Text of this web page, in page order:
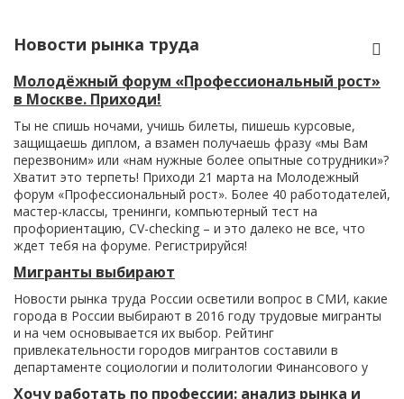
Новости рынка труда
Молодёжный форум «Профессиональный рост»
в Москве. Приходи!
Ты не спишь ночами, учишь билеты, пишешь курсовые,
защищаешь диплом, а взамен получаешь фразу «мы Вам
перезвоним» или «нам нужные более опытные сотрудники»?
Хватит это терпеть! Приходи 21 марта на Молодежный
форум «Профессиональный рост». Более 40 работодателей,
мастер-классы, тренинги, компьютерный тест на
профориентацию, CV-checking – и это далеко не все, что
ждет тебя на форуме. Регистрируйся!
Мигранты выбирают
Новости рынка труда России осветили вопрос в СМИ, какие
города в России выбирают в 2016 году трудовые мигранты
и на чем основывается их выбор. Рейтинг
привлекательности городов мигрантов составили в
департаменте социологии и политологии Финансового у
Хочу работать по профессии: анализ рынка и